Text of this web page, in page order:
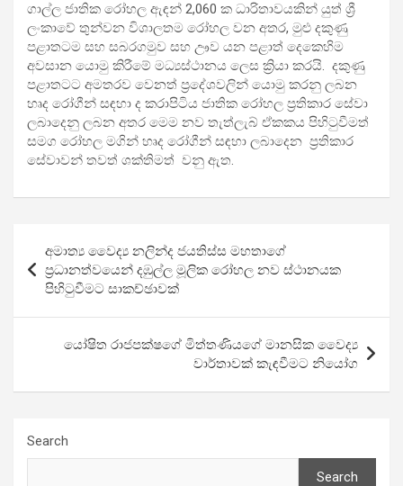
ගාල්ල ජාතික රෝහල ඇඳන් 2,060 ක ධාරිතාවයකින් යුත් ශ්‍රී
ලංකාවේ තුන්වන විශාලතම රෝහල වන අතර, මුළු දකුණු
පළාතටම සහ සබරගමුව සහ ඌව යන පළාත් දෙකෙහිම
අවසාන යොමු කිරීමේ මධ්‍යස්ථානය ලෙස ක්‍රියා කරයි. දකුණු
පළාතටට අමතරව වෙනත් ප්‍රදේශවලින් යොමු කරනු ලබන
හෘද රෝගීන් සඳහා ද කරාපිටිය ජාතික රෝහල ප්‍රතිකාර සේවා
ලබාදෙනු ලබන අතර මෙම නව තැත්ලැබ් ඒකකය පිහිටුවීමත්
සමග රෝහල මගින් හෘද රෝගීන් සඳහා ලබාදෙන ප්‍රතිකාර
සේවාවන් තවත් ශක්තිමත් වනු ඇත.
navigation
අමාත්‍ය වෛද්‍ය නලින්ද ජයතිස්ස මහතාගේ
ප්‍රධානත්වයෙන් දඹුල්ල මූලික රෝහල නව ස්ථානයක
පිහිටුවීමට සාකච්ඡාවක්
යෝෂිත රාජපක්ෂගේ මිත්තණියගේ මානසික වෛද්‍ය
වාර්තාවක් කැඳවීමට නියෝග
Search
Search